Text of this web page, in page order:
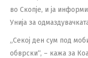
во Скопје, и ја
Унија за
„Секој ден сум под
обврски“, – кажа за